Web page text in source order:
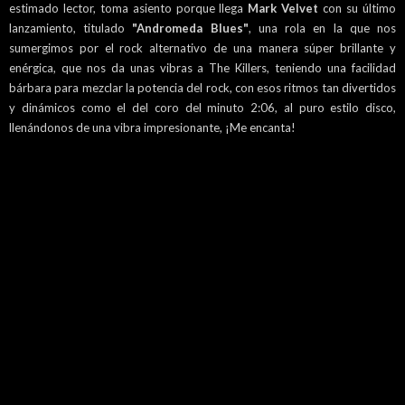
estimado lector, toma asiento porque llega Mark Velvetcon su último
lanzamiento, titulado "Andromeda Blues", una rola en la que nos
sumergimos por el rock alternativo de una manera súper brillante y
enérgica, que nos da unas vibras a The Killers, teniendo una facilidad
bárbara para mezclar la potencia del rock, con esos ritmos tan divertidos
y dinámicos como el del coro del minuto 2:06, al puro estilo disco,
llenándonos de una vibra impresionante, ¡Me encanta!